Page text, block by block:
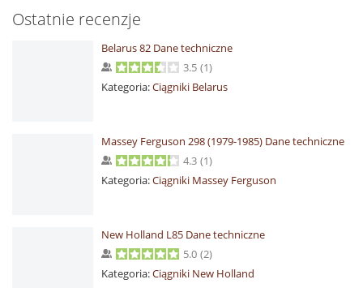
Ostatnie recenzje
Belarus 82 Dane techniczne
3.5 (1)
Kategoria:Ciągniki Belarus
Massey Ferguson 298 (1979-1985) Dane techniczne
4.3 (1)
Kategoria:Ciągniki Massey Ferguson
New Holland L85 Dane techniczne
5.0 (2)
Kategoria:Ciągniki New Holland